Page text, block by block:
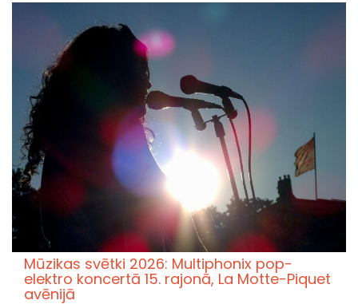
Mūzikas svētki 2026: Multiphonix pop-
elektro koncertā 15. rajonā, La Motte-Piquet
avēnijā